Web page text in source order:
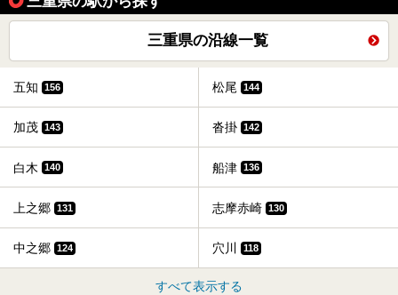
三重県の沿線一覧
五知 156 松尾 144
加茂 143 沓掛 142
白木 140 船津 136
上之郷 131 志摩赤崎 130
中之郷 124 穴川 118
すべて表示する